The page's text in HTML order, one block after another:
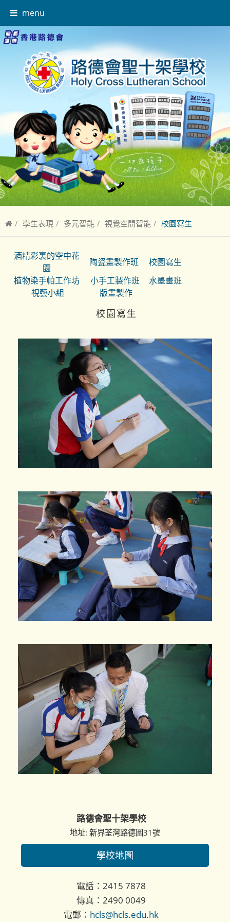
menu
學生表現 多元智能 視覺空間智能 校園寫生
酒精彩裏的空中花
園
陶瓷畫製作班
校園寫生
植物染手帕工作坊
小手工製作班
水墨畫班
視藝小組
版畫製作
校園寫生
路德會聖十架學校
地址: 新界荃灣路德圍31號
學校地圖
電話：2415 7878
傳真：2490 0049
電郵： hcls@hcls.edu.hk